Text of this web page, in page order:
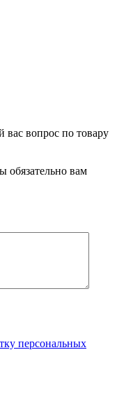
вопрос по товару
вам
персональных